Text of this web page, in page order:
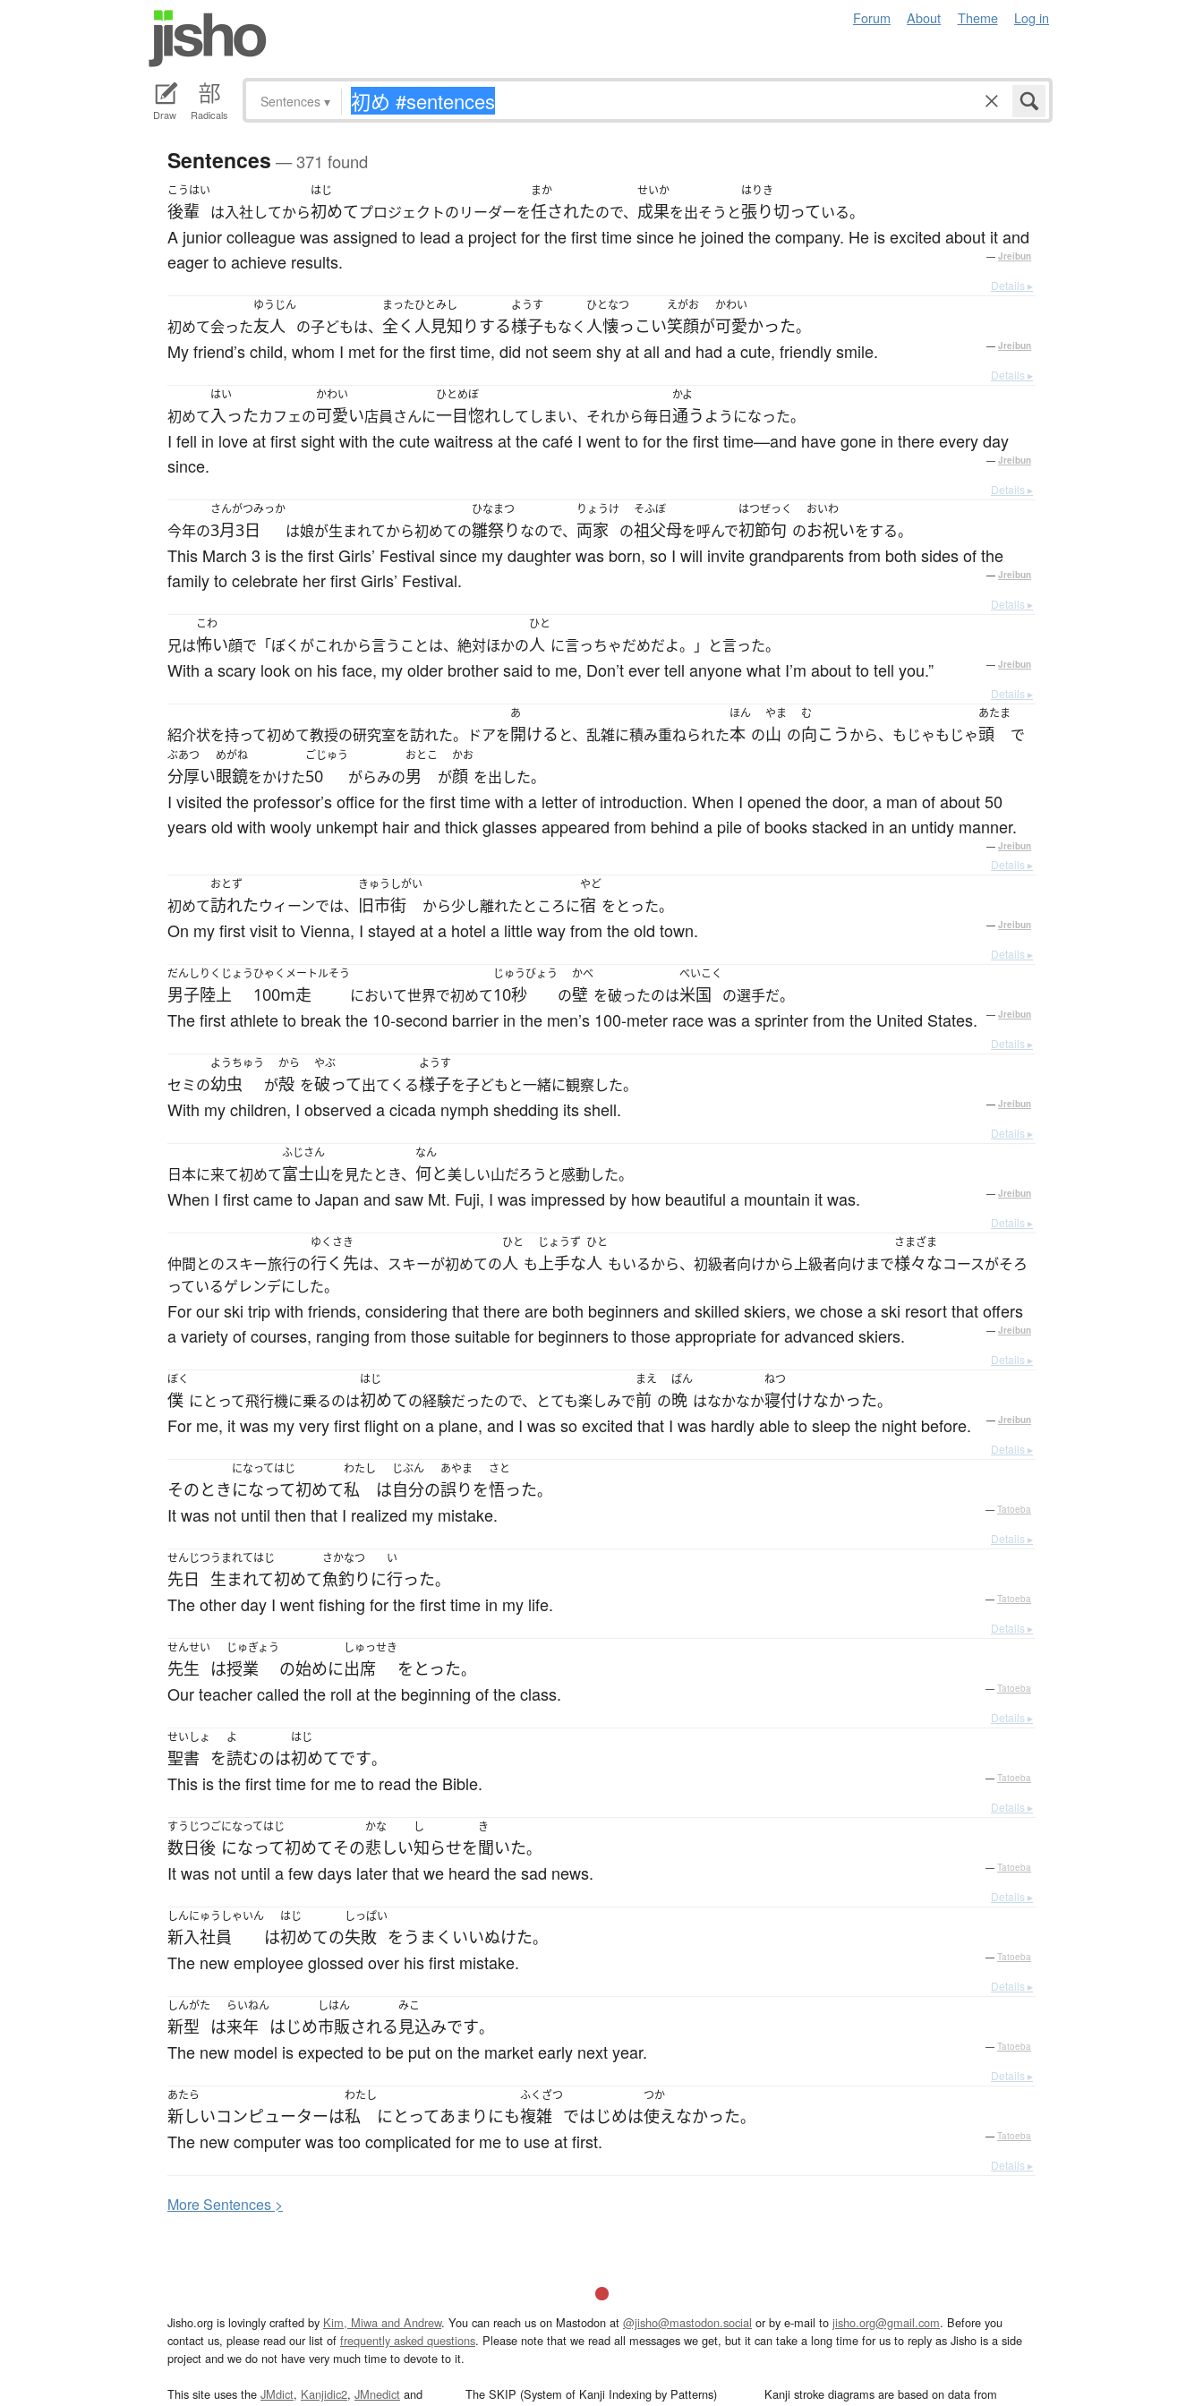
Forum About Theme Log in
Draw Radicals
Sentences ▾
Sentences — 371 found
こうはい
後輩 は入社してから
はじ
初めてプロジェクトのリーダーを
まか
任されたので、
せいか
成果を出そうと
はりき
張り切っている。
A junior colleague was assigned to lead a project for the first time since he joined the company. He is excited about it and
eager to achieve results.
— Jreibun
Details ▸
初めて会った
ゆうじん
友人 の子どもは、
まった
全く
ひとみし
人見知りする
ようす
様子もなく
ひとなつ
人懐っこい
えがお
笑顔が
かわい
可愛かった。
My friend’s child, whom I met for the first time, did not seem shy at all and had a cute, friendly smile. — Jreibun
Details ▸
初めて
はい
入ったカフェの
かわい
可愛い店員さんに
ひとめぼ
一目惚れしてしまい、それから毎日
かよ
通う ようになった。
I fell in love at first sight with the cute waitress at the café I went to for the first time—and have gone in there every day
since.
— Jreibun
Details ▸
今年の
さんがつみっか
3月3日 は娘が生まれてから初めての
ひなまつ
雛祭りなので、
りょうけ
両家 の
そふぼ
祖父母を呼んで
はつぜっく
初節句 の
おいわ
お祝いをする。
This March 3 is the first Girls’ Festival since my daughter was born, so I will invite grandparents from both sides of the
family to celebrate her first Girls’ Festival.
— Jreibun
Details ▸
兄は
こわ
怖い顔で「ぼくがこれから言うことは、絶対ほかの
ひと
人 に言っちゃだめだよ。」と言った。
With a scary look on his face, my older brother said to me, Don’t ever tell anyone what I’m about to tell you.” — Jreibun
Details ▸
紹介状を持って初めて教授の研究室を訪れた。ドアを
あ
開ける と、乱雑に積み重ねられた
ほん
本 の
やま
山 の
む
向こうから、もじゃもじゃ
あたま
頭 で
ぶあつ
分厚い
めがね
眼鏡をかけた
ごじゅう
50 がらみの
おとこ
男 が
かお
顔 を出した。
I visited the professor’s office for the first time with a letter of introduction. When I opened the door, a man of about 50
years old with wooly unkempt hair and thick glasses appeared from behind a pile of books stacked in an untidy manner.
— Jreibun
Details ▸
初めて
おとず
訪れたウィーンでは、
きゅうしがい
旧市街 から少し離れたところに
やど
宿 をとった。
On my first visit to Vienna, I stayed at a hotel a little way from the old town. — Jreibun
Details ▸
だんし
男子
りくじょう
陸上
ひゃくメートルそう
100m走 において世界で初めて
じゅうびょう
10秒 の
かべ
壁 を破ったのは
べいこく
米国 の選手だ。
The first athlete to break the 10-second barrier in the men’s 100-meter race was a sprinter from the United States. — Jreibun
Details ▸
セミの
ようちゅう
幼虫 が
から
殻 を
やぶ
破って出てくる
ようす
様子を子どもと一緒に観察した。
With my children, I observed a cicada nymph shedding its shell. — Jreibun
Details ▸
日本に来て初めて
ふじさん
富士山を見たとき、
なん
何と美しい山だろうと感動した。
When I first came to Japan and saw Mt. Fuji, I was impressed by how beautiful a mountain it was. — Jreibun
Details ▸
仲間とのスキー旅行の
ゆくさき
行く先は、スキーが初めての
ひと
人 も
じょうず
上手な
ひと
人 もいるから、初級者向けから上級者向けまで
さまざま
様々なコースがそろ
っているゲレンデにした。
For our ski trip with friends, considering that there are both beginners and skilled skiers, we chose a ski resort that offers
a variety of courses, ranging from those suitable for beginners to those appropriate for advanced skiers.
— Jreibun
Details ▸
ぼく
僕 にとって飛行機に乗るのは
はじ
初めての経験だったので、とても楽しみで
まえ
前 の
ばん
晩 はなかなか
ねつ
寝付けなかった。
For me, it was my very first flight on a plane, and I was so excited that I was hardly able to sleep the night before. — Jreibun
Details ▸
そのとき
になってはじ
になって初めて
わたし
私 は
じぶん
自分の
あやま
誤り を
さと
悟った。
It was not until then that I realized my mistake. — Tatoeba
Details ▸
せんじつ
先日
うまれてはじ
生まれて初めて
さかなつ
魚釣り に
い
行った。
The other day I went fishing for the first time in my life. — Tatoeba
Details ▸
せんせい
先生 は
じゅぎょう
授業 の始めに
しゅっせき
出席 を とった。
Our teacher called the roll at the beginning of the class. — Tatoeba
Details ▸
せいしょ
聖書 を
よ
読むのは
はじ
初めてです。
This is the first time for me to read the Bible. — Tatoeba
Details ▸
すうじつご
数日後
になってはじ
になって初めてその
かな
悲しい
し
知らせを
き
聞いた。
It was not until a few days later that we heard the sad news. — Tatoeba
Details ▸
しんにゅうしゃいん
新入社員 は
はじ
初めての
しっぱい
失敗 を うまく いいぬけた。
The new employee glossed over his first mistake. — Tatoeba
Details ▸
しんがた
新型 は
らいねん
来年 はじめ
しはん
市販される
みこ
見込みです。
The new model is expected to be put on the market early next year. — Tatoeba
Details ▸
あたら
新しいコンピューターは
わたし
私 にとってあまりにも
ふくざつ
複雑 ではじめは
つか
使えなかった。
The new computer was too complicated for me to use at first. — Tatoeba
Details ▸
MoreSentences >
Jisho.org is lovingly crafted by Kim, Miwa and Andrew. You can reach us on Mastodon at @jisho@mastodon.social or by e-mail to jisho.org@gmail.com. Before you
contact us, please read our list of frequently asked questions. Please note that we read all messages we get, but it can take a long time for us to reply as Jisho is a side
project and we do not have very much time to devote to it.
This site uses the JMdict, Kanjidic2, JMnedict and
The SKIP (System of Kanji Indexing by Patterns)
Kanji stroke diagrams are based on data from